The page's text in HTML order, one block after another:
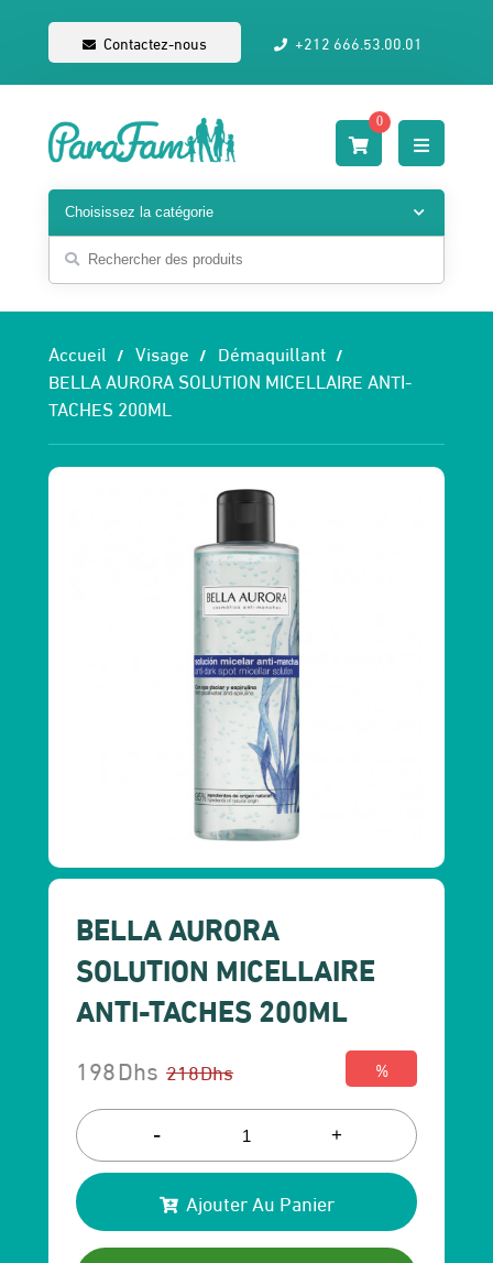
Contactez-nous +212 666.53.00.01
0
Accueil Visage
Démaquillant
BELLA AURORA SOLUTION MICELLAIRE ANTI-
TACHES 200ML
BELLA AURORA
SOLUTION MICELLAIRE
ANTI-TACHES 200ML
218Dhs
Le
prix
initial
était :
218 Dhs.
198Dhs
Le
prix
actuel
est :
198 Dhs.
%
- +
Ajouter Au Panier